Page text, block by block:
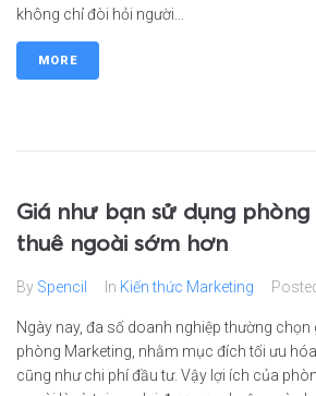
không chỉ đòi hỏi người...
MORE
Giá như bạn sử dụng
thuê ngoài sớm hơn
By Spencil In Kiến thức Marketing
Ngày nay, đa số doanh nghiệp thường chọn
phòng Marketing, nhằm mục đích tối ưu
cũng như chi phí đầu tư. Vậy lợi ích của